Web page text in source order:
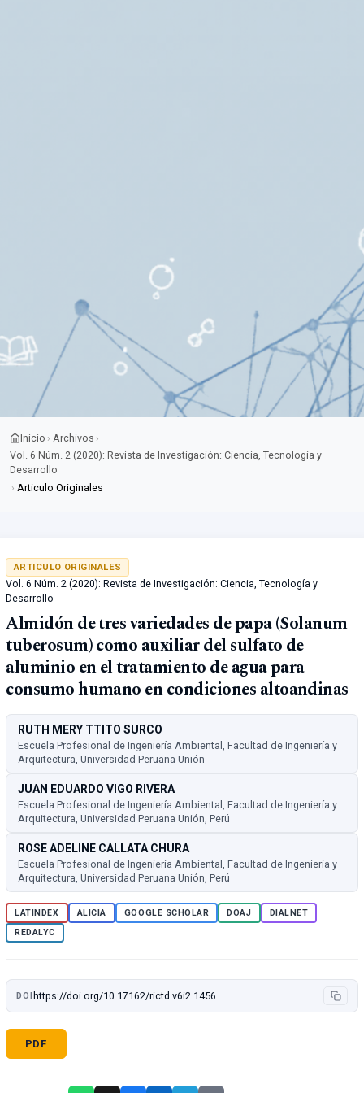
Inicio › Archivos ›
Vol. 6 Núm. 2 (2020): Revista de Investigación: Ciencia, Tecnología y
Desarrollo
› Articulo Originales
ARTICULO ORIGINALES
Vol. 6 Núm. 2 (2020): Revista de Investigación: Ciencia, Tecnología y
Desarrollo
Almidón de tres variedades de papa (Solanum
tuberosum) como auxiliar del sulfato de
aluminio en el tratamiento de agua para
consumo humano en condiciones altoandinas
RUTH MERY TTITO SURCO
Escuela Profesional de Ingeniería Ambiental, Facultad de Ingeniería y
Arquitectura, Universidad Peruana Unión
JUAN EDUARDO VIGO RIVERA
Escuela Profesional de Ingeniería Ambiental, Facultad de Ingeniería y
Arquitectura, Universidad Peruana Unión, Perú
ROSE ADELINE CALLATA CHURA
Escuela Profesional de Ingeniería Ambiental, Facultad de Ingeniería y
Arquitectura, Universidad Peruana Unión, Perú
LATINDEX ALICIA GOOGLE SCHOLAR DOAJ
DIALNET
REDALYC
DOI https://doi.org/10.17162/rictd.v6i2.1456
PDF